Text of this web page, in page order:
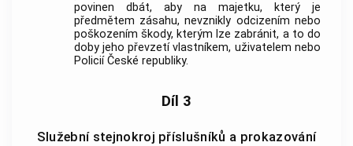
povinen dbát, aby na majetku, který je
předmětem zásahu, nevznikly odcizením nebo
poškozením škody, kterým lze zabránit, a to do
doby jeho převzetí vlastníkem, uživatelem nebo
PoliciíČeské republiky.
Díl 3
Služební stejnokroj příslušníků a prokazování